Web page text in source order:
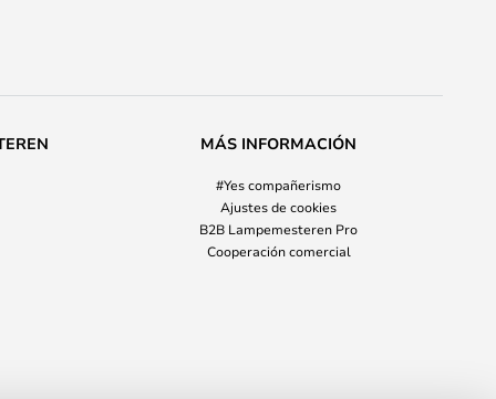
MÁS INFORMACIÓN
#Yes compañerismo
Ajustes de cookies
B2B Lampemesteren Pro
Cooperación comercial